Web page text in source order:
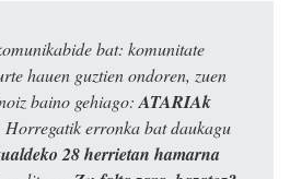
bat: komunitate
hauen guztien ondoren, zuen
baino gehiago: ATARIAk
Horregatik erronka bat daukagu
28 herrietan hamarna